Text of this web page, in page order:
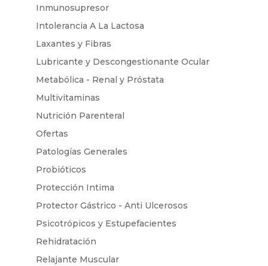
Inmunosupresor
Intolerancia A La Lactosa
Laxantes y Fibras
Lubricante y Descongestionante Ocular
Metabólica - Renal y Próstata
Multivitaminas
Nutrición Parenteral
Ofertas
Patologías Generales
Probióticos
Protección Intima
Protector Gástrico - Anti Ulcerosos
Psicotrópicos y Estupefacientes
Rehidratación
Relajante Muscular